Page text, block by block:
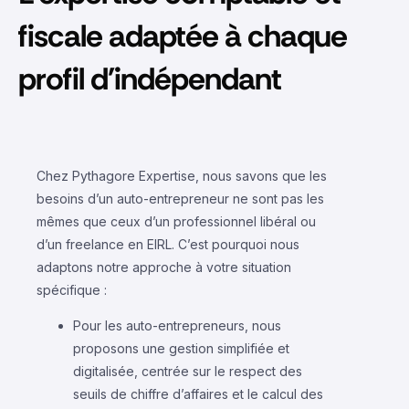
fiscale adaptée à chaque
profil d'indépendant
Chez Pythagore Expertise, nous savons que les
besoins d’un auto-entrepreneur ne sont pas les
mêmes que ceux d’un professionnel libéral ou
d’un freelance en EIRL. C’est pourquoi nous
adaptons notre approche à votre situation
spécifique :
Pour les auto-entrepreneurs, nous
proposons une gestion simplifiée et
digitalisée, centrée sur le respect des
seuils de chiffre d’affaires et le calcul des